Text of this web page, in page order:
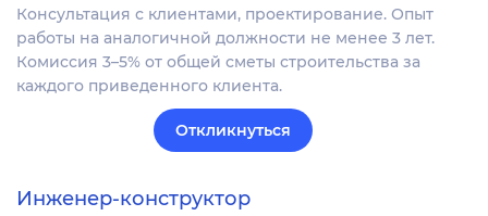
Консультация с клиентами, проектирование. Опыт
работы на аналогичной должности не менее 3 лет.
Комиссия 3–5% от общей сметы строительства за
каждого приведенного клиента.
Откликнуться
Инженер-конструктор